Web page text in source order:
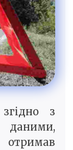
з